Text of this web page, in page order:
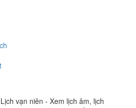
vạn niên - Xem lịch âm, lịch